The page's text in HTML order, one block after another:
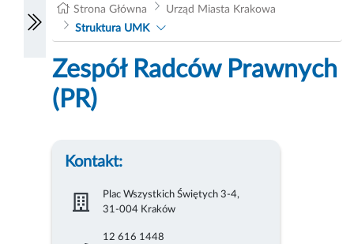
Strona Główna
Urząd Miasta Krakowa
Struktura UMK
Zespół Radców Prawnych
(PR)
Kontakt:
Plac Wszystkich Świętych 3-4,
31-004 Kraków
12 616 1448